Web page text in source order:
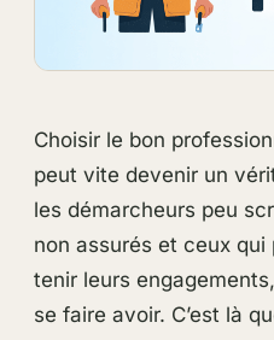
Choisir le bon
peut vite devenir un
les démarcheurs peu
non assurés et ceux
tenir leurs
se faire avoir. C’est là